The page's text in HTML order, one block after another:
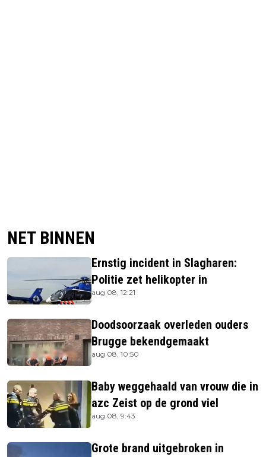
NET BINNEN
Ernstig incident in Slagharen:
Politie zet helikopter in
aug 08, 12:21
Doodsoorzaak overleden ouders
Brugge bekendgemaakt
aug 08, 10:50
Baby weggehaald van vrouw die in
azc Zeist op de grond viel
aug 08, 9:43
Grote brand uitgebroken in